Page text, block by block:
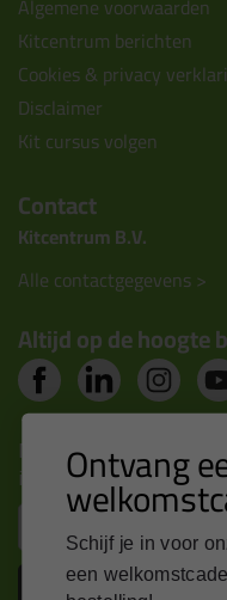
Algemene voorwaarden
Kitcentrum berichten
Cookies & privacy
Disclaimer
Kit cursus volgen
Contact
Kitcentrum B.V.
Alle contactgegevens >
Altijd op de hoogte
Nieuws, tips en
inbox Ontvang
Schijf je in voor
een